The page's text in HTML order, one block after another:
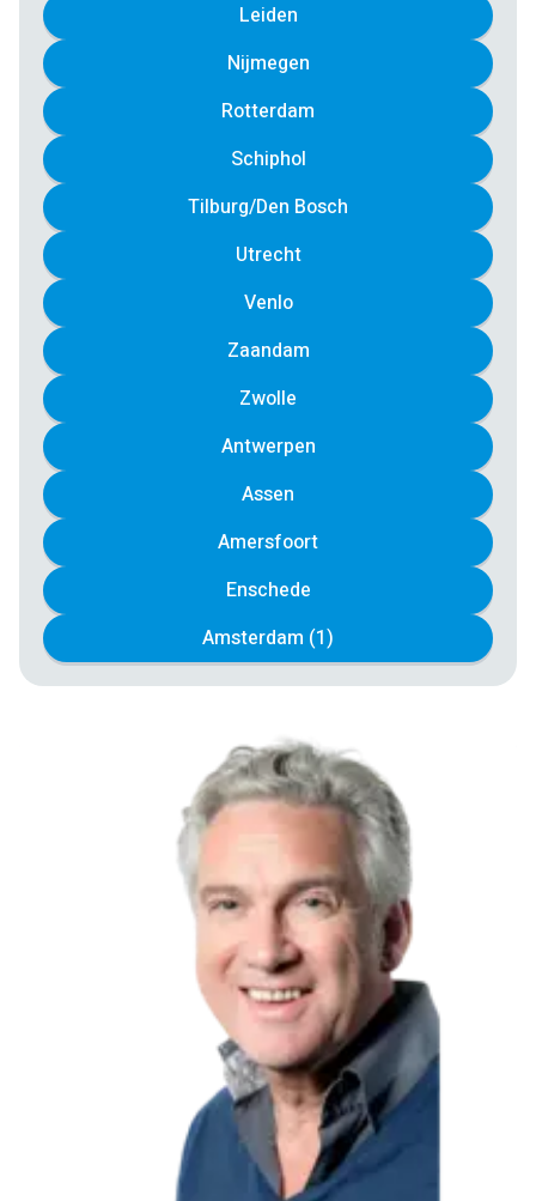
Leiden
Nijmegen
Rotterdam
Schiphol
Tilburg/Den Bosch
Utrecht
Venlo
Zaandam
Zwolle
Antwerpen
Assen
Amersfoort
Enschede
Amsterdam (1)